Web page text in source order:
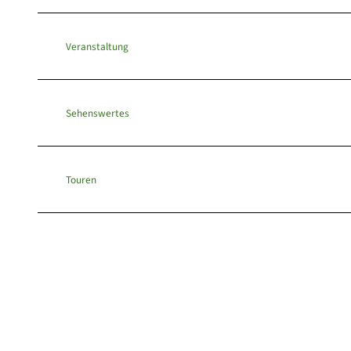
Veranstaltung
Sehenswertes
Touren